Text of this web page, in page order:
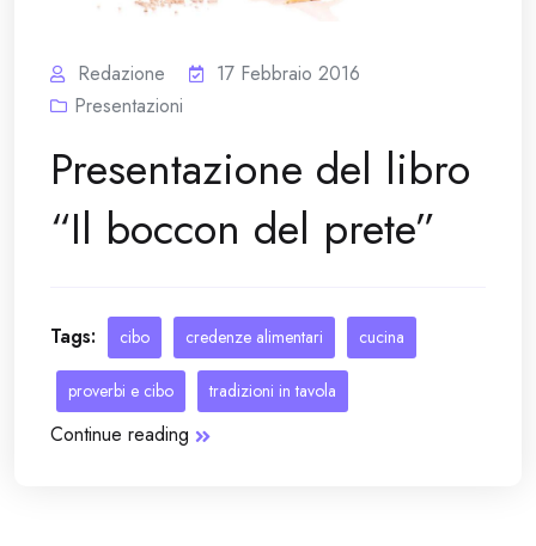
Redazione
17 Febbraio 2016
Presentazioni
Presentazione del libro
“Il boccon del prete”
Tags: cibo credenze alimentari cucina
proverbi e cibo tradizioni in tavola
Continue reading